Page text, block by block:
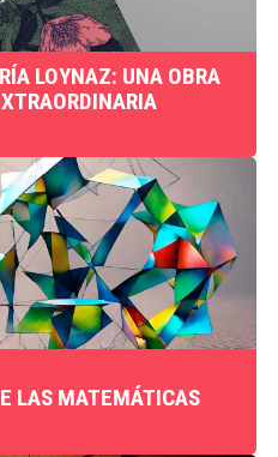
LOYNAZ: UNA OBRA
LAS MATEMÁTICAS